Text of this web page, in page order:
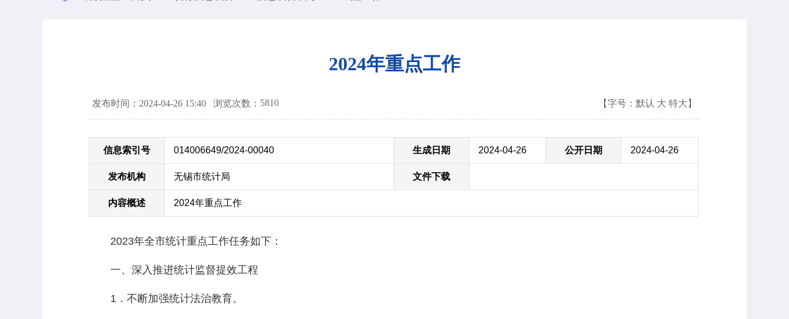
2024年重点工作
发布时间：2024-04-26 15:40 浏览次数： 5810 【字号： 默认 大 特大 】
信息索引号 014006649/2024-00040 生成日期 2024-04-26 公开日期 2024-04-26
发布机构 无锡市统计局 文件下载
内容概述 2024年重点工作
2023年全市统计重点工作任务如下：
一、深入推进统计监督提效工程
1．不断加强统计法治教育。